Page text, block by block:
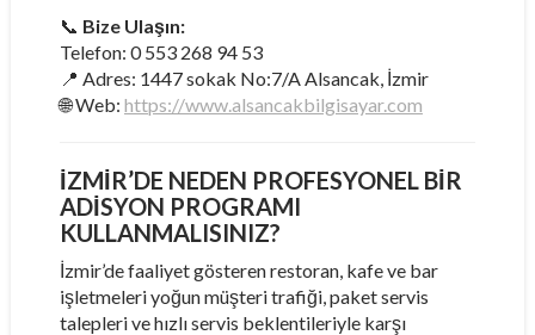
📞 Bize Ulaşın:
Telefon: 0 553 268 94 53
📍 Adres: 1447 sokak No:7/A Alsancak, İzmir
🌐 Web: https://www.alsancakbilgisayar.com
İZMIR’DE NEDEN PROFESYONEL BIR
ADISYON PROGRAMI
KULLANMALISINIZ?
İzmir’de faaliyet gösteren restoran, kafe ve bar
işletmeleri yoğun müşteri trafiği, paket servis
talepleri ve hızlı servis beklentileriyle karşı